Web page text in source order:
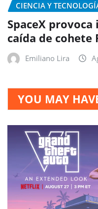
CIENCIA Y
SpaceX
caída de cohete
Emiliano Lira
YOU MAY